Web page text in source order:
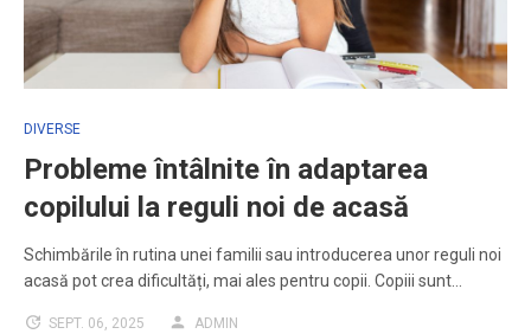
DIVERSE
Probleme întâlnite în adaptarea
copilului la reguli noi de acasă
Schimbările în rutina unei familii sau introducerea unor reguli noi
acasă pot crea dificultăți, mai ales pentru copii. Copiii sunt…
SEPT. 06, 2025 ADMIN